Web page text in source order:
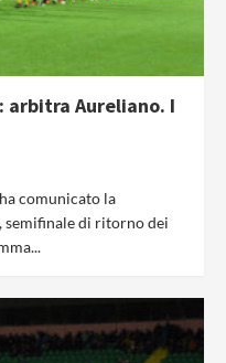
arbitra Aureliano. I
comunicato la
semifinale di ritorno dei